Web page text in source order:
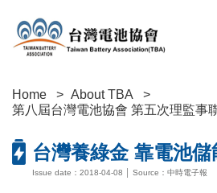
Home
About TBA
第八屆台灣電池協會 第五次理監事
台灣養綠金 靠電池儲
Issue date：2018-04-08 │ Source：中時電子報